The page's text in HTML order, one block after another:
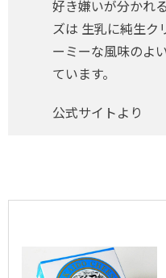
好き嫌いが分かれ
ズは 生乳に純生ク
ーミーな風味のよ
ています。
公式サイトより